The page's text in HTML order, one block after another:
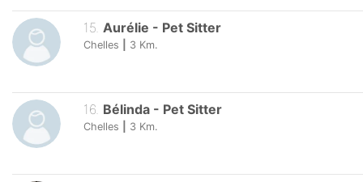
15 Aurélie - Pet Sitter
Chelles 3 Km.
16 Bélinda - Pet Sitter
Chelles 3 Km.